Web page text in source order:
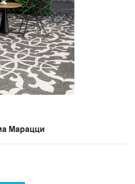
Марацци